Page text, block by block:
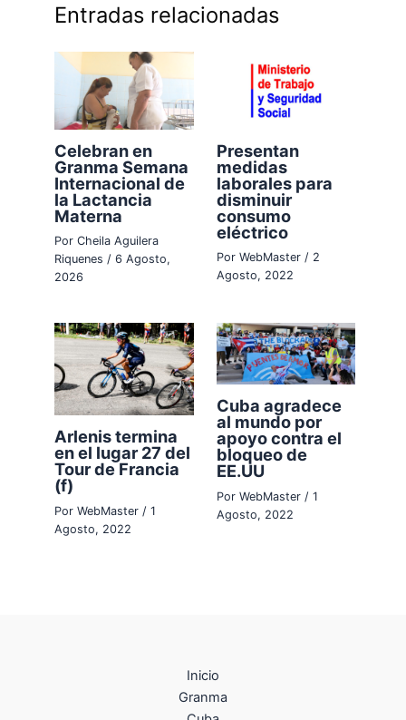
Entradas relacionadas
Celebran en
Granma Semana
Internacional de
la Lactancia
Materna
PorCheila Aguilera
Riquenes/6 Agosto,
2026
Presentan
medidas
laborales para
disminuir
consumo
eléctrico
Por WebMaster / 2
Agosto, 2022
Arlenis termina
en el lugar 27 del
Tour de Francia
(f)
PorWebMaster /1
Agosto, 2022
Cuba agradece
al mundo por
apoyo contra el
bloqueo de
EE.UU
Por WebMaster / 1
Agosto, 2022
Inicio
Granma